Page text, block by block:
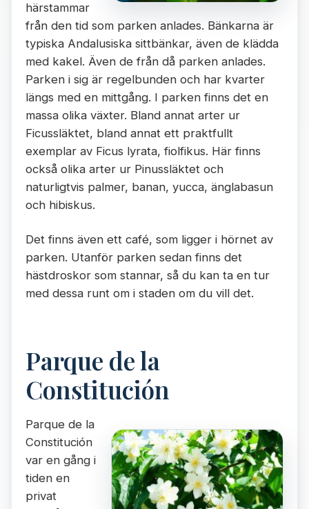
härstammar
från den tid som parken anlades. Bänkarna är
typiska Andalusiska sittbänkar, även de klädda
med kakel. Även de från då parken anlades.
Parken i sig är regelbunden och har kvarter
längs med en mittgång. I parken finns det en
massa olika växter. Bland annat arter ur
Ficussläktet, bland annat ett praktfullt
exemplar av Ficus lyrata, fiolfikus. Här finns
också olika arter ur Pinussläktet och
naturligtvis palmer, banan, yucca, änglabasun
och hibiskus.
Det finns även ett café, som ligger i hörnet av
parken. Utanför parken sedan finns det
hästdroskor som stannar, så du kan ta en tur
med dessa runt om i staden om du vill det.
Parque de la
Constitución
Parque de la
Constitución
var en gång i
tiden en
privat